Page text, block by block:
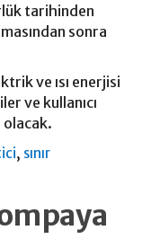
tarihinden
sonra
ve ısı enerjisi
ve kullanıcı
, sınır